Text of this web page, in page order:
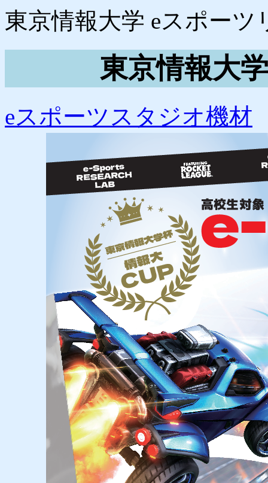
東京情報大学 eスポーツ
東京情報大
eスポーツスタジオ機材